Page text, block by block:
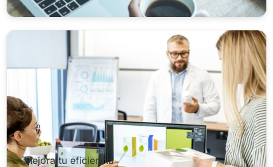
Mejora tu eficiencia